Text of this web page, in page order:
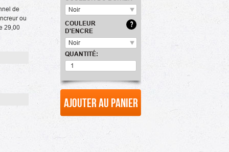
de
ou
29,00
Noir
COULEUR
D'ENCRE
?
Noir
QUANTITÉ:
Ajouter au panier